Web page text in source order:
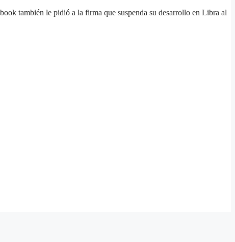
también le pidió a la firma que suspenda su desarrollo en Libra al